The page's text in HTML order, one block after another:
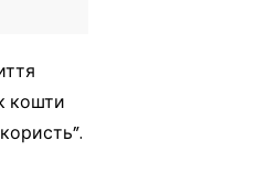
кошти